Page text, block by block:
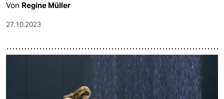
Von Regine Müller
27.10.2023